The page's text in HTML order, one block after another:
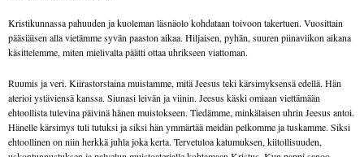
Kristikunnassa pahuuden ja kuoleman läsnäolo kohdataan toivoon takertuen. Vuosittain
pääsiäisen alla vietämme syvän paaston aikaa. Hiljaisen, pyhän, suuren piinaviikon aikana
käsittelemme, miten mielivalta päätti ottaa uhrikseen viattoman.
Ruumis ja veri. Kiirastorstaina muistamme, mitä Jeesus teki kärsimyksensä edellä. Hän
aterioi ystäviensä kanssa. Siunasi leivän ja viinin. Jeesus käski omiaan viettämään
ehtoollista tulevina päivinä hänen muistokseen. Tiedämme, minkälaisen uhrin Jeesus antoi.
Hänelle kärsimys tuli tutuksi ja siksi hän ymmärtää meidän pelkomme ja tuskamme. Siksi
ehtoollinen on niin herkkä juhla joka kerta. Tervetuloa katumuksen, kiitollisuuden,